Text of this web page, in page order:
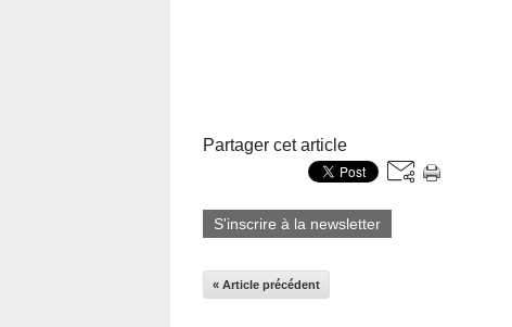
Partager cet article
S'inscrire à la newsletter
« Article précédent